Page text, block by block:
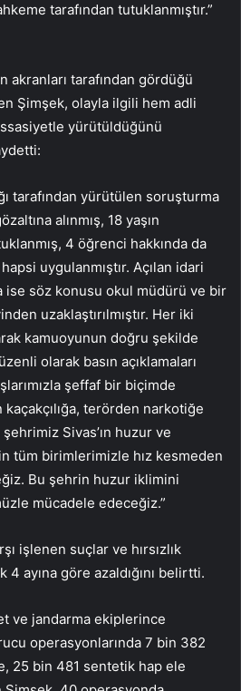
tarafından tutuklanmıştır.”
akranları tarafından gördüğü
Şimşek, olayla ilgili hem adli
yürütüldüğünü
tarafından yürütülen soruşturma
alınmış, 18 yaşın
4 öğrenci hakkında da
uygulanmıştır. Açılan idari
ise söz konusu okul müdürü ve bir
uzaklaştırılmıştır. Her iki
kamuoyunun doğru şekilde
olarak basın açıklamaları
şeffaf bir biçimde
kaçakçılığa, terörden narkotiğe
Sivas’ın huzur ve
tüm birimlerimizle hız kesmeden
Bu şehrin huzur iklimini
mücadele edeceğiz.”
işlenen suçlar ve hırsızlık
4 ayına göre azaldığını belirtti.
ve jandarma ekiplerince
operasyonlarında 7 bin 382
25 bin 481 sentetik hap ele